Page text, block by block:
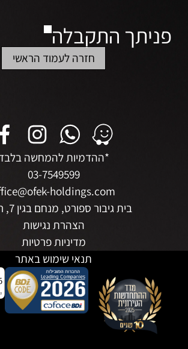
פניתך התקבלה
חזרה לעמוד הראשי
*ההדמיות להמחשה
03-7549599
holdings.com
בית גיבור ספורט, מנחם בגין 7, רמת גן
הצהרת נגישות
מדיניות פרטיות
תנאי שימוש באתר